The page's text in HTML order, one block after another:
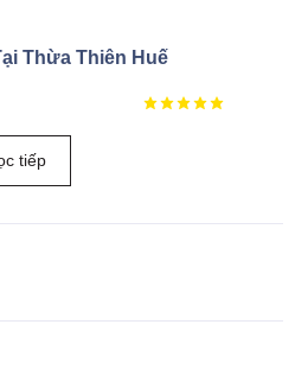
Thừa Thiên Huế
tiếp